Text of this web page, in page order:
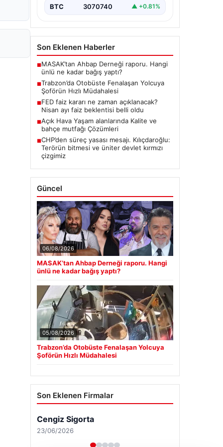
BTC 3070740 ▲ +0.81%
Son Eklenen Haberler
■MASAK’tan Ahbap Derneği raporu. Hangi
ünlü ne kadar bağış yaptı?
■Trabzon’da Otobüste Fenalaşan Yolcuya
Şoförün Hızlı Müdahalesi
■FED faiz kararı ne zaman açıklanacak?
Nisan ayı faiz beklentisi belli oldu
■Açık Hava Yaşam alanlarında Kalite ve
bahçe mutfağı Çözümleri
■CHP’den süreç yasası mesajı. Kılıçdaroğlu:
Terörün bitmesi ve üniter devlet kırmızı
çizgimiz
Güncel
06/08/2026
MASAK’tan Ahbap Derneği raporu. Hangi
ünlü ne kadar bağış yaptı?
05/08/2026
Trabzon’da Otobüste Fenalaşan Yolcuya
Şoförün Hızlı Müdahalesi
Son Eklenen Firmalar
Cengiz Sigorta
23/06/2026